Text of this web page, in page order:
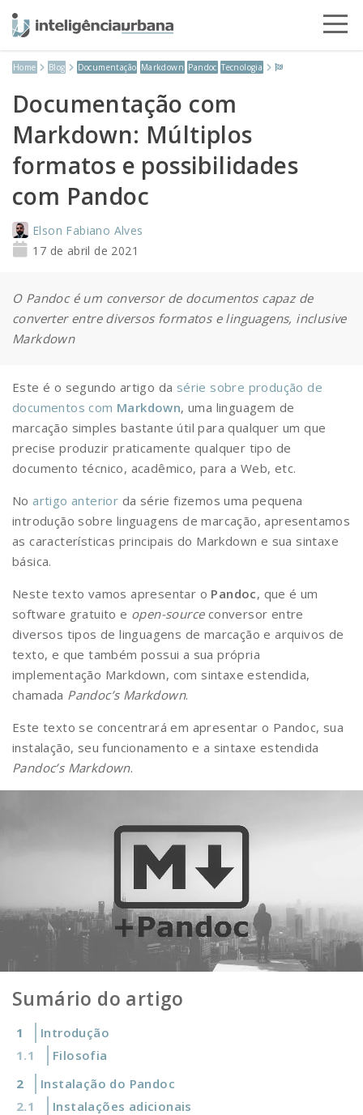
HOME
SERVIÇOS
IMÓVEIS
VISTORIAS PREDIAIS
PERÍCIAS E
ASSISTÊNCIA
CONTEÚDO
LIVROS
CURSOS
SOBRE MIM
CONTATO
BLOG
Home Blog Documentação Markdown Pandoc Tecnologia
Documentação com
Markdown: Múltiplos
formatos e possibilidades
com Pandoc
Elson Fabiano Alves
17 de abril de 2021
O Pandoc é um conversor de documentos capaz de
converter entre diversos formatos e linguagens, inclusive
Markdown
Este é o segundo artigo da série sobre produção de
documentos com Markdown, uma linguagem de
marcação simples bastante útil para qualquer um que
precise produzir praticamente qualquer tipo de
documento técnico, acadêmico, para a Web, etc.
Noartigo anterior da série fizemos uma pequena
introdução sobre linguagens de marcação, apresentamos
as características principais do Markdown e sua sintaxe
básica.
Neste texto vamos apresentar o Pandoc, que é um
software gratuito e open-sourceconversor entre
diversos tipos de linguagens de marcação e arquivos de
texto, e que também possui a sua própria
implementação Markdown, com sintaxe estendida,
chamada Pandoc’s Markdown.
Este texto se concentrará em apresentar o Pandoc, sua
instalação, seu funcionamento e a sintaxe estendida
Pandoc’s Markdown.
Sumário do artigo
Introdução
Filosofia
Instalação do Pandoc
Instalações adicionais